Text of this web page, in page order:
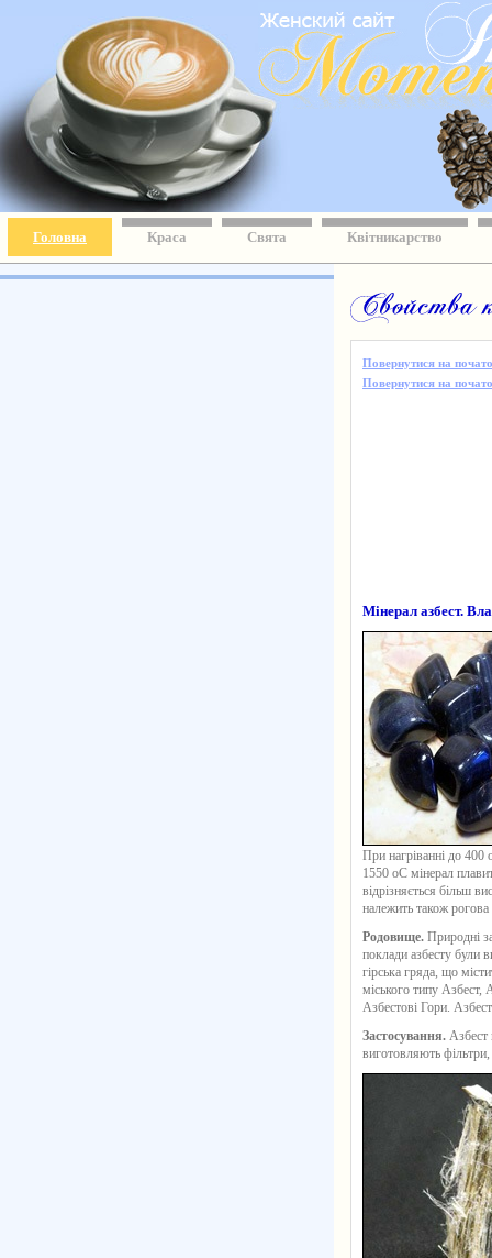
Головна Краса Свята Квітникарство
Повернутися на
Повернутися на
Мінерал азбест.
При нагріванні до 400
1550 оС мінерал
відрізняється більш
належить також
Родовище. Природні
поклади азбесту були
гірська гряда, що
міського типу Азбест,
Азбестові Гори.
Застосування. Азбест
виготовляють фільтри,